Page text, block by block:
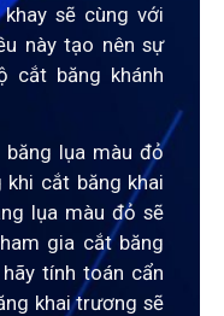
sẽ cùng với
này tạo nên sự
cắt băng khánh
băng lụa màu đỏ
cắt băng khai
lụa màu đỏ sẽ
gia cắt băng
tính toán cẩn
khai trương sẽ